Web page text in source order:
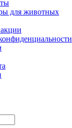
для животных